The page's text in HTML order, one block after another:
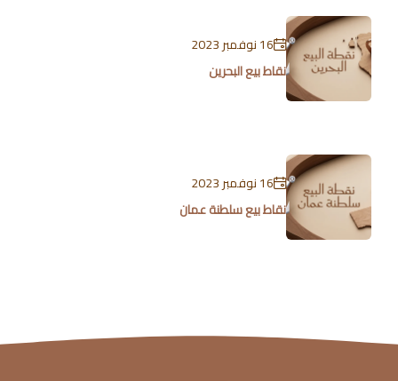
16 نوفمبر 2023
نقاط بيع البحرين
16 نوفمبر 2023
نقاط بيع سلطنة عمان